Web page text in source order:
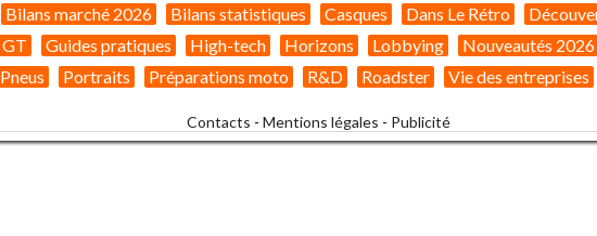
Bilans marché 2026 Bilans statistiques Casques Dans Le Rétro
GT Guides pratiques High-tech Horizons Lobbying Nouveautés 2026
Pneus Portraits Préparations moto R&D Roadster Vie des entreprises
Contacts - Mentions légales - Publicité